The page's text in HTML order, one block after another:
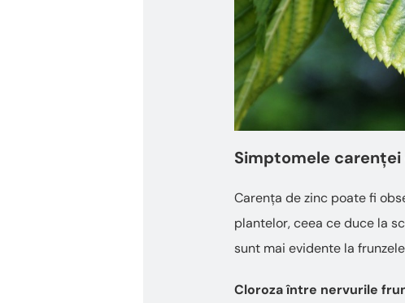
Simptomele
Carența de zinc poate fi
plantelor, ceea ce duce la
sunt mai evidente la
Cloroza între nervurile